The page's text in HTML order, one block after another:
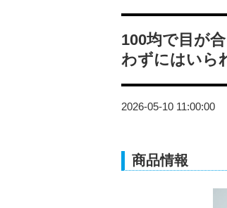
100均で目が
わずにはいら
2026-05-10 11:00:00
商品情報